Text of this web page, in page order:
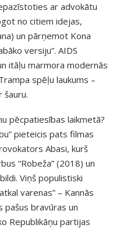
ar advokātu
no citiem idejas,
un pārņemot Kona
versiju”. AIDS
itāļu marmora modernās
spēļu laukums –
šauru.
pēcpatiesības laikmetā?
pieteicis pats filmas
Abasi, kurš
“Robeža” (2018) un
Viņš populistiski
varenas” – Kannās
pašus bravūras un
Republikāņu partijas